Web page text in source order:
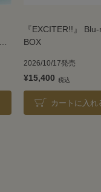
『EXCITER!!』
BOX
2026/10/17発売
¥15,400
カートに入れ